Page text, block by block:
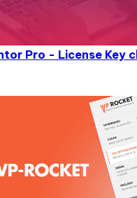
Pro - License Key